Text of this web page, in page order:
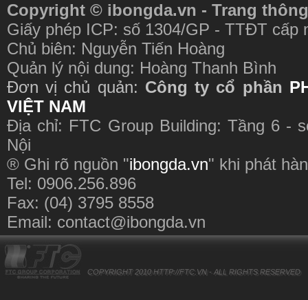
Copyright © ibongda.vn - Trang
Giấy phép ICP: số 1304/GP - TTĐT cấp
Chủ biên: Nguyễn Tiến Hoàng
Quản lý nội dung: Hoàng Thanh Bình
Đơn vị chủ quản: Công ty cổ phần
VIỆT NAM
Địa chỉ: FTC Group Building: Tầng 6 -
Nội
® Ghi rõ nguồn "ibongda.vn" khi phát
Tel: 0906.256.896
Fax: (04) 3795 8558
Email: contact@ibongda.vn
COPYRIGHT 2010 HTTP://FTC.VN - ALL RIGHTS RESERVED